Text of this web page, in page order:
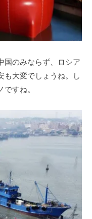
国のみならず、ロシア
も大変でしょうね。し
すね。